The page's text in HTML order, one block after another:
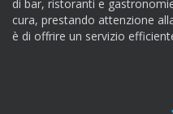
di bar, ristoranti e
cura, prestando attenzione
è di offrire un servizio